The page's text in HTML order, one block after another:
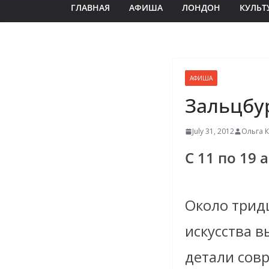
ГЛАВНАЯ АФИША ЛОНДОН
АФИША
July 31, 2012 Ольга
С 11 по 19
Около
искусства
детали